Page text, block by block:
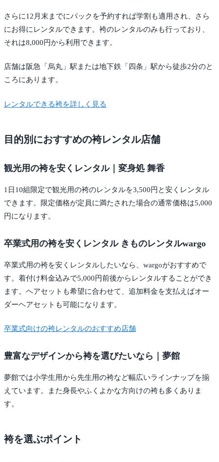
さらに12月末までにパックを予約すれば学割も適用され、さら
にお得にレンタルできます。袴のレンタルのみも行っており、
それは8,000円から利用できます。
店舗は阪急「烏丸」駅または地下鉄「四条」駅から徒歩2分のと
ころにあります。
レンタルできる袴を詳しく見る
目的別におすすめの袴レンタル店舗
観光用の袴を安くレンタル｜変身処 舞香
1日10組限定で観光用の袴のレンタルを3,500円と安くレンタル
できます。限定価格が定員に満たされた場合の通常価格は5,000
円になります。
卒業式用の袴を安くレンタル きものレンタルwargo
卒業式用の袴を安くレンタルしたいなら、wargoがおすすめで
す。着付け料金込みで5,000円前後からレンタルすることができ
ます。ヘアセットも希望に合わせて、追加料金を支払えばオー
ダーヘアセットも可能になります。
卒業式向けの袴レンタルのおすすめ店舗
豊富なデザインから袴を選びたいなら｜夢館
夢館では小学生用から先生用の袴など幅広いラインナップを揃
えています。また身長やふくよかな方向けの袴も多くありま
す。
袴を選ぶポイント